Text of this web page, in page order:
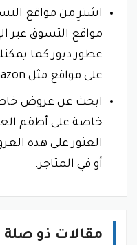
اشترِ من مواقع
مواقع التسوق عبر
عطور ديور كما
على مواقع مثل Amazon أو Sephora.
ابحث عن عروض
خاصة على أطقم
العثور على هذه
أو في المتاجر.
مقالات ذو صلة